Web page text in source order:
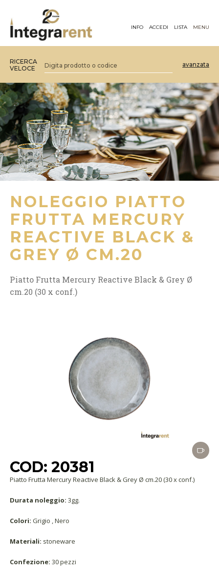
INFO ACCEDI LISTA MENU
RICERCA
VELOCE
avanzata
NOLEGGIO PIATTO
FRUTTA MERCURY
REACTIVE BLACK &
GREY Ø CM.20
Piatto Frutta Mercury Reactive Black & Grey Ø
cm.20 (30 x conf.)
COD: 20381
Piatto Frutta Mercury Reactive Black & Grey Ø cm.20 (30 x conf.)
Durata noleggio: 3gg.
Colori: Grigio , Nero
Materiali: stoneware
Confezione: 30 pezzi